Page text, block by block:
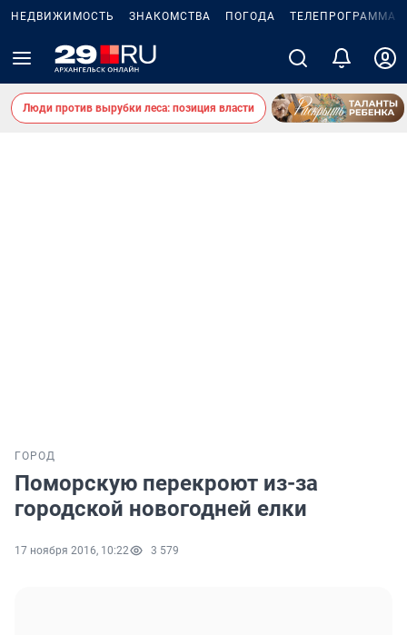
НЕДВИЖИМОСТЬ ЗНАКОМСТВА ПОГОДА ТЕЛЕПРОГРАММА
Люди против вырубки леса: позиция власти
ГОРОД
Поморскую перекроют из-за
городской новогодней елки
17 ноября 2016, 10:22 3 579